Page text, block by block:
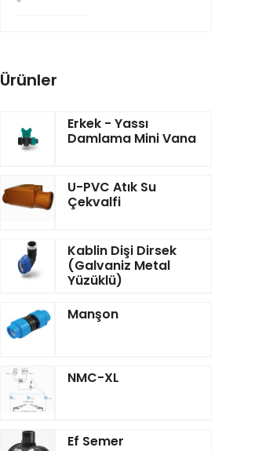
Ürünler
Erkek - Yassı
Damlama Mini Vana
U-PVC Atık Su
Çekvalfi
Kablin Dişi Dirsek
(Galvaniz Metal
Yüzüklü)
Manşon
NMC-XL
Ef Semer